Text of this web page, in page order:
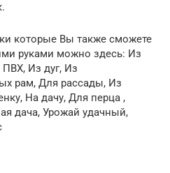
которые Вы также сможете
руками можно здесь: Из
Из дуг, Из
рам, Для рассады, Из
На дачу, Для перца ,
дача, Урожай удачный,